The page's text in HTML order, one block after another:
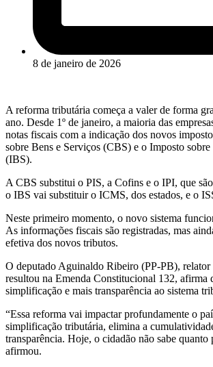
8 de janeiro de 2026
A reforma tributária começa a valer de forma
ano. Desde 1º de janeiro, a maioria das
notas fiscais com a indicação dos novos
sobre Bens e Serviços (CBS) e o Imposto
(IBS).
A CBS substitui o PIS, a Cofins e o IPI, que
o IBS vai substituir o ICMS, dos estados, e o
Neste primeiro momento, o novo sistema
As informações fiscais são registradas, mas
efetiva dos novos tributos.
O deputado Aguinaldo Ribeiro (PP-PB), relator
resultou na Emenda Constitucional 132, afirma
simplificação e mais transparência ao sistema
“Essa reforma vai impactar profundamente o
simplificação tributária, elimina a
transparência. Hoje, o cidadão não sabe quanto
afirmou.